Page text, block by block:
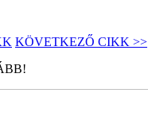
KÖVETKEZŐ CIKK >>